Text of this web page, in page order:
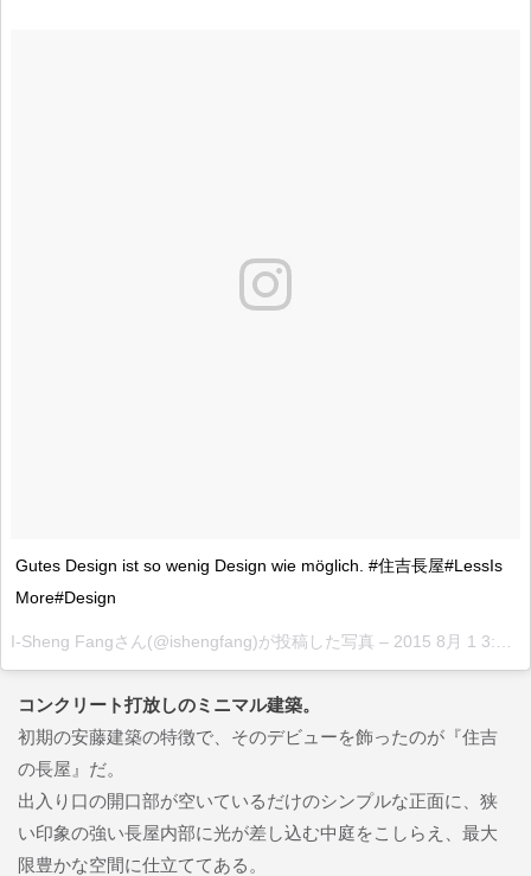
Gutes Design ist so wenig Design wie möglich. #住吉長屋#LessIs
More#Design
I-Sheng Fangさん(@ishengfang)が投稿した写真 – 2015 8月 1 3:00午前 PDT
コンクリート打放しのミニマル建築。
初期の安藤建築の特徴で、そのデビューを飾ったのが『住吉
の長屋』だ。
出入り口の開口部が空いているだけのシンプルな正面に、狭
い印象の強い長屋内部に光が差し込む中庭をこしらえ、最大
限豊かな空間に仕立ててある。